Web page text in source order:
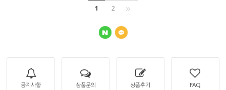
1 2
공지사항 상품문의 상품후기 FAQ